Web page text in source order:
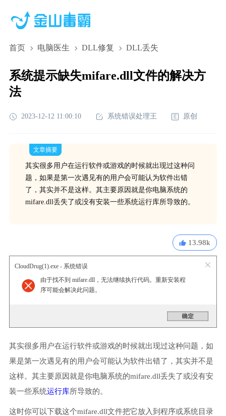
首页 电脑医生 DLL修复 DLL丢失
系统提示缺失mifare.dll文件的解决方
法
2023-12-12 11:00:10 系统错误处理王 原创
文章摘要
其实很多用户在运行软件或游戏的时候就出现过这种问
题，如果是第一次遇见有的用户会可能认为软件出错
了，其实并不是这样。其主要原因就是你电脑系统的
mifare.dll丢失了或没有安装一些系统运行库所导致的。
13.98k
CloudDrug(1).exe - 系统错误
由于找不到 mifare.dll，无法继续执行代码。重新安装程
序可能会解决此问题。
其实很多用户在运行软件或游戏的时候就出现过这种问题，如
果是第一次遇见有的用户会可能认为软件出错了，其实并不是
这样。其主要原因就是你电脑系统的mifare.dll丢失了或没有安
装一些系统运行库所导致的。
这时你可以下载这个mifare.dll文件把它放入到程序或系统目录